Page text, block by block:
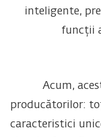
inteligente,
funcții
Acum,
producătorilor:
caracteristici